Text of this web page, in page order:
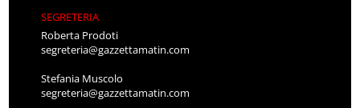
SEGRETERIA
Roberta Prodoti
segreteria@gazzettamatin.com
Stefania Muscolo
segreteria@gazzettamatin.com